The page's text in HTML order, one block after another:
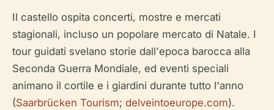
Il castello ospita concerti, mostre e mercati
stagionali, incluso un popolare mercato di Natale. I
tour guidati svelano storie dall'epoca barocca alla
Seconda Guerra Mondiale, ed eventi speciali
animano il cortile e i giardini durante tutto l'anno
(Saarbrücken Tourism; delveintoeurope.com).